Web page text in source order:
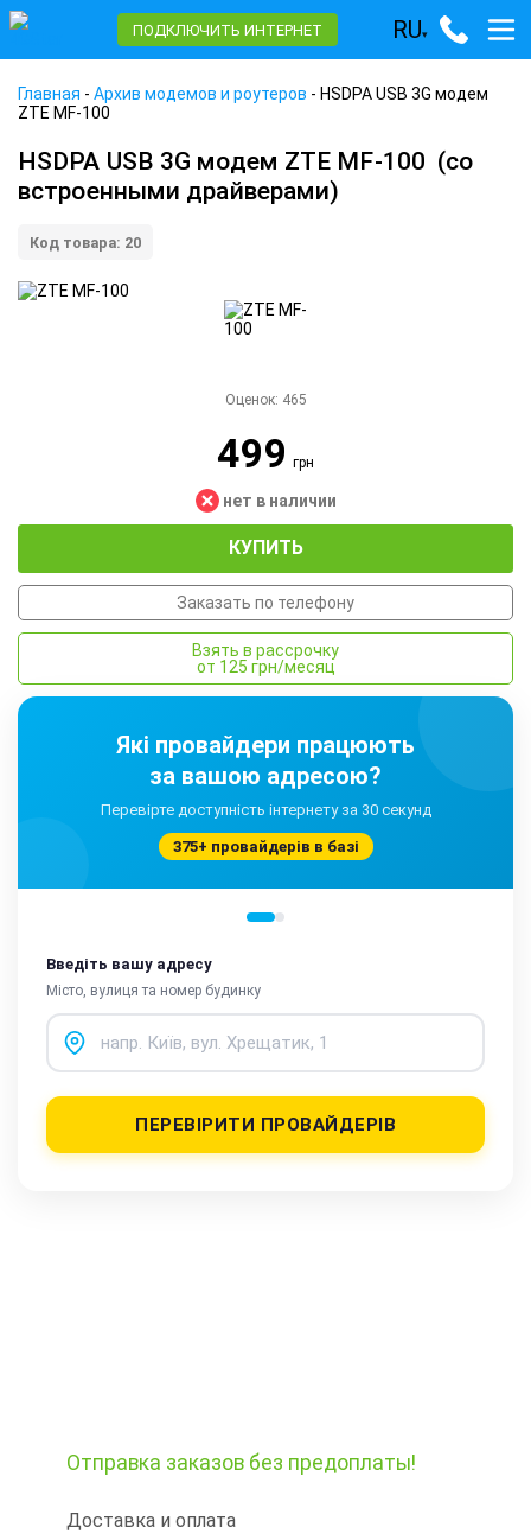
ПОДКЛЮЧИТЬ ИНТЕРНЕТ RU▾
Главная - Архив модемов и роутеров - HSDPA USB 3G модем
ZTE MF-100
HSDPA USB 3G модем ZTE MF-100 (со
встроенными драйверами)
Код товара: 20
Оценок: 465
499грн
нет в наличии
КУПИТЬ
Заказать по телефону
Взять в рассрочку
от 125 грн/месяц
Які провайдери працюють
за вашою адресою?
Перевірте доступність інтернету за 30 секунд
375+ провайдерів в базі
Введіть вашу адресу
Місто, вулиця та номер будинку
ПЕРЕВІРИТИ ПРОВАЙДЕРІВ
Отправка заказов без предоплаты!
Доставка и оплата